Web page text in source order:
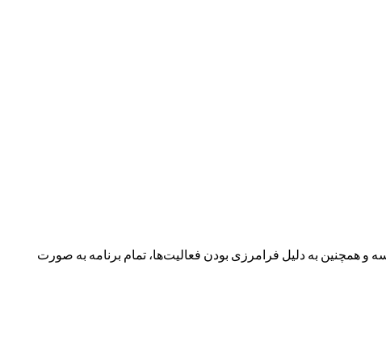
به دلیل فرامرزی بودن فعالیت‌ها، تمام برنامه به صورت